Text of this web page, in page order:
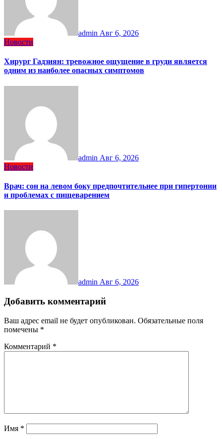
admin Авг 6, 2026
Новости
Хирург Гадзиян: тревожное ощущение в груди является
одним из наиболее опасных симптомов
admin Авг 6, 2026
Новости
Врач: сон на левом боку предпочтительнее при гипертонии
и проблемах с пищеварением
admin Авг 6, 2026
Добавить комментарий
Ваш адрес email не будет опубликован. Обязательные поля
помечены *
Комментарий *
Имя *